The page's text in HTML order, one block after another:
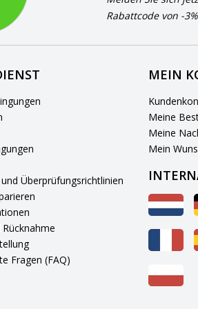
Rabattcode von -
Überprüfungsrichtlinien
Fragen (FAQ)
MEIN
Meine
Meine
Mein